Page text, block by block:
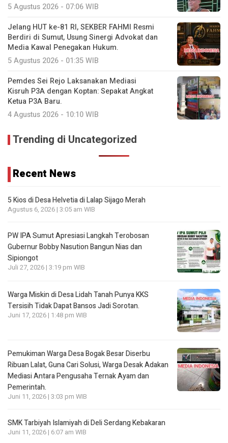
5 Agustus 2026 - 07:06 WIB
Jelang HUT ke-81 RI, SEKBER FAHMI Resmi
Berdiri di Sumut, Usung Sinergi Advokat dan
Media Kawal Penegakan Hukum.
5 Agustus 2026 - 01:35 WIB
Pemdes Sei Rejo Laksanakan Mediasi
Kisruh P3A dengan Koptan: Sepakat Angkat
Ketua P3A Baru.
4 Agustus 2026 - 10:10 WIB
Trending di Uncategorized
Recent News
5 Kios di Desa Helvetia di Lalap Sijago Merah
Agustus 6, 2026 | 3:05 am WIB
PW IPA Sumut Apresiasi Langkah Terobosan
Gubernur Bobby Nasution Bangun Nias dan
Sipiongot
Juli 27, 2026 | 3:19 pm WIB
Warga Miskin di Desa Lidah Tanah Punya KKS
Tersisih Tidak Dapat Bansos Jadi Sorotan.
Juni 17, 2026 | 1:48 pm WIB
Pemukiman Warga Desa Bogak Besar Diserbu
Ribuan Lalat, Guna Cari Solusi, Warga Desak Adakan
Mediasi Antara Pengusaha Ternak Ayam dan
Pemerintah.
Juni 11, 2026 | 3:03 pm WIB
SMK Tarbiyah Islamiyah di Deli Serdang Kebakaran
Juni 11, 2026 | 6:07 am WIB